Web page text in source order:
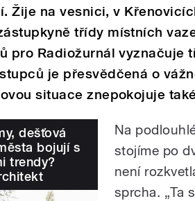
í. Žije na vesnici, v Křenovicí
ástupkyně třídy místních
pro Radiožurnál vyznačuje
stupců je přesvědčená o vá
situace znepokojuje také
dešťová
bojují s
trendy?
Na
stojíme po
není
sprcha. „Ta